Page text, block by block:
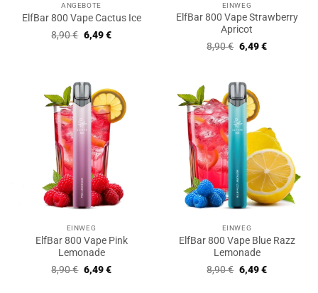
ANGEBOTE
ElfBar 800 Vape Cactus Ice
8,90€ Ursprünglicher
Preis
6,49€Aktueller
EINWEG
ElfBar 800 Vape Strawberry
Apricot
8,90€ Ursprünglicher
Preis
6,49€Aktueller
EINWEG
ElfBar 800 Vape Pink
Lemonade
8,90€ Ursprünglicher
Preis
6,49€Aktueller
EINWEG
ElfBar 800 Vape Blue Razz
Lemonade
8,90€ Ursprünglicher
Preis
6,49€Aktueller